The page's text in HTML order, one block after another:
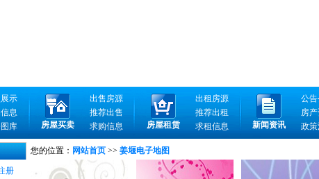
示
房屋买卖
出售房源
房屋租赁
出租房源
新闻资讯
公
息
推荐出售 推荐出租 房
库
求购信息 求租信息 政
册
您的位置： 网站首页 >> 姜堰电子地图